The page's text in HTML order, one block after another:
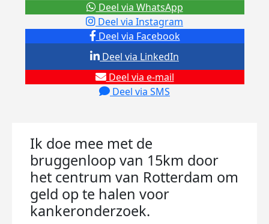
Deel via Facebook
Deel via Instagram
Deel via e-mail
Deel via SMS
Deel via LinkedIn
Deel via WhatsApp
Ik doe mee met de
bruggenloop van 15km door
het centrum van Rotterdam om
geld op te halen voor
kankeronderzoek.